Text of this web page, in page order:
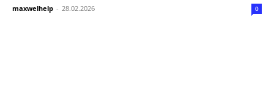
maxwelhelp - 28.02.2026 0